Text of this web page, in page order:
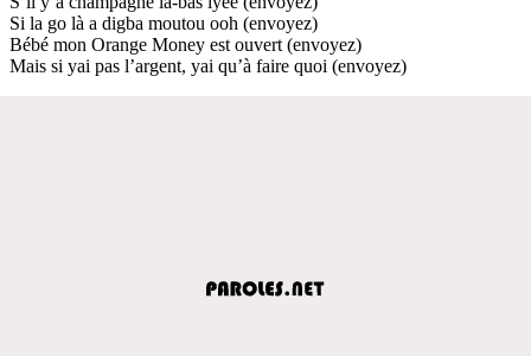
Si la go là a digba moutou ooh (envoyez)
Bébé mon Orange Money est ouvert (envoyez)
Mais si yai pas l’argent, yai qu’à faire quoi (envoyez)